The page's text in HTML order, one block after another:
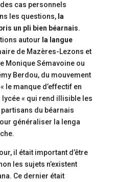
cas personnels
les questions, la
un pli bien béarnais.
autour la langue
de Mazères-Lezons et
Monique Sémavoine ou
Berdou, du mouvement
le manque d’effectif en
« qui rend illisible les
du béarnais
généraliser la lenga
il était important d’être
les sujets n’existent
Ce dernier était